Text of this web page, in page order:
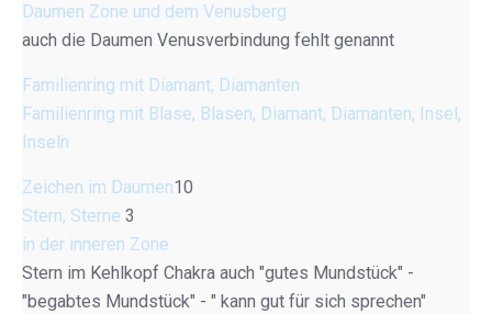
Daumen Zone und dem Venusberg
auch die Daumen Venusverbindung fehlt genannt
Familienring mit Diamant, Diamanten
Familienring mit Blase, Blasen, Diamant, Diamanten, Insel,
Inseln
Zeichen im Daumen10
Stern, Sterne 3
in der inneren Zone
Stern im Kehlkopf Chakra auch "gutes Mundstück" -
"begabtes Mundstück" - " kann gut für sich sprechen"